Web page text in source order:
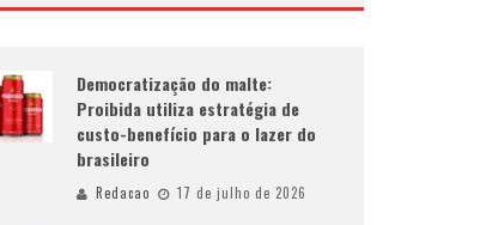
Democratização do malte:
Proibida utiliza estratégia de
custo-benefício para o lazer do
brasileiro
Redacao 17 de julho de 2026